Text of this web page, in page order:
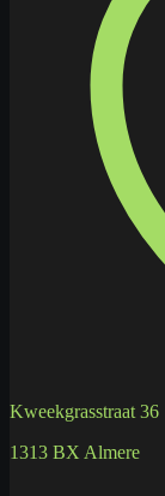
Kweekgrasstraat 36
1313 BX Almere